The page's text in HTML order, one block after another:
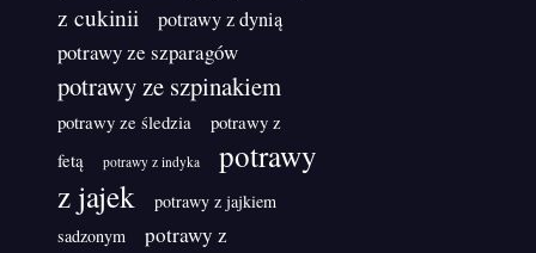
z cukinii
potrawy z dynią
potrawy ze szparagów
potrawy ze szpinakiem
potrawy ze śledzia
potrawy z
fetą
potrawy z indyka
potrawy
z jajek
potrawy z jajkiem
sadzonym
potrawy z